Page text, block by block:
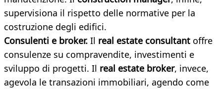
supervisiona il rispetto delle normative per la
costruzione degli edifici.
Consulenti e broker. Il real estate consultant offre
consulenze su compravendite, investimenti e
sviluppo di progetti. Il real estate broker, invece,
agevola le transazioni immobiliari, agendo come